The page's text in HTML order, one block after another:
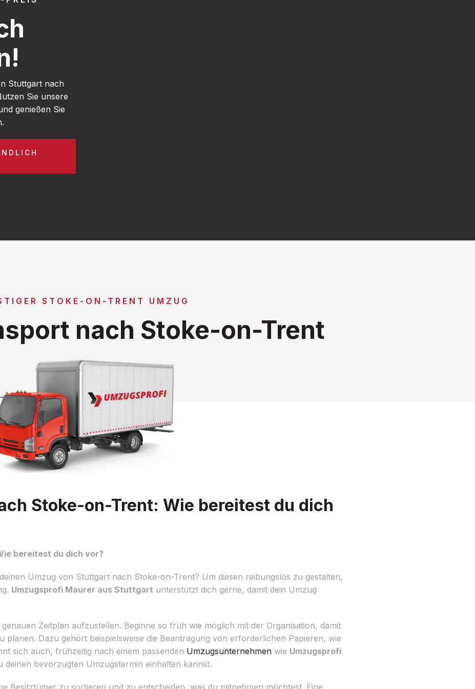
Stuttgart nach
Sie unsere
genießen Sie
STOKE-ON-TRENT UMZUG
nach Stoke-on-Trent
Stoke-on-Trent: Wie bereitest du dich
bereitest du dich vor?
Umzug von Stuttgart nach Stoke-on-Trent? Um diesen reibungslos zu gestalten,
Umzugsprofi Maurer aus Stuttgart unterstützt dich gerne, damit dein Umzug
Zeitplan aufzustellen. Beginne so früh wie möglich mit der Organisation, damit
planen. Dazu gehört beispielsweise die Beantragung von erforderlichen Papieren, wie
sich auch, frühzeitig nach einem passenden Umzugsunternehmen wie Umzugsprofi
deinen bevorzugten Umzugstermin einhalten kannst.
Besitztümer zu sortieren und zu entscheiden, was du mitnehmen möchtest. Eine